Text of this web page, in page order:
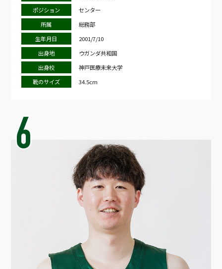
ポジション
センター
所属
総務部
生年月日
2001/7/10
出身地
ウガンダ共和国
出身校
神戸医療未来大学
靴のサイズ
34.5cm